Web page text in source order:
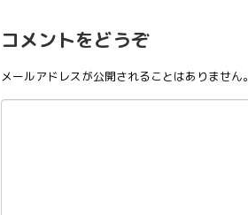
コメントをどうぞ
メールアドレスが公開されることはありません。